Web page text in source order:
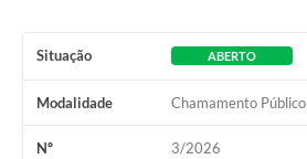
Situação ABERTO
Modalidade Chamamento Público
Nº 3/2026